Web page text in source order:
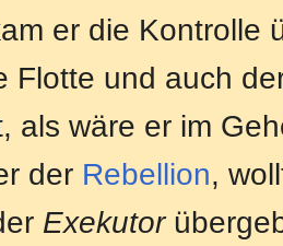
er die Kontrolle
Flotte und auch
als wäre er im
der Rebellion,
Exekutor